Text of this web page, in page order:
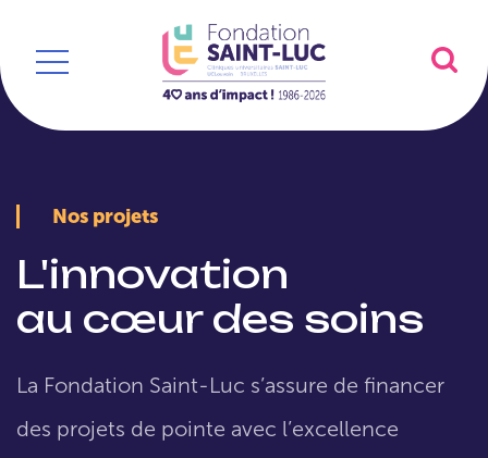
Nos projets
L'innovation
au cœur des soins
La Fondation Saint-Luc s’assure de financer
des projets de pointe avec l’excellence